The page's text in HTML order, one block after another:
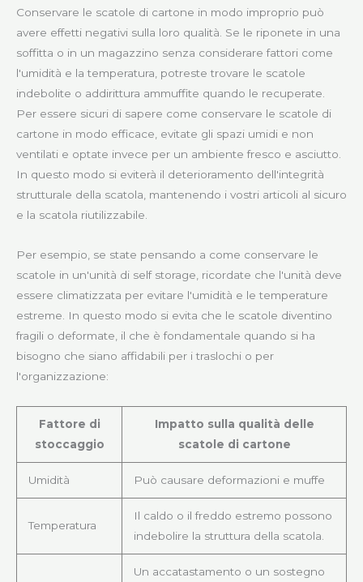
Conservare le scatole di cartone in modo improprio può
avere effetti negativi sulla loro qualità. Se le riponete in una
soffitta o in un magazzino senza considerare fattori come
l'umidità e la temperatura, potreste trovare le scatole
indebolite o addirittura ammuffite quando le recuperate.
Per essere sicuri di sapere come conservare le scatole di
cartone in modo efficace, evitate gli spazi umidi e non
ventilati e optate invece per un ambiente fresco e asciutto.
In questo modo si eviterà il deterioramento dell'integrità
strutturale della scatola, mantenendo i vostri articoli al sicuro
e la scatola riutilizzabile.
Per esempio, se state pensando a come conservare le
scatole in un'unità di self storage, ricordate che l'unità deve
essere climatizzata per evitare l'umidità e le temperature
estreme. In questo modo si evita che le scatole diventino
fragili o deformate, il che è fondamentale quando si ha
bisogno che siano affidabili per i traslochi o per
l'organizzazione:
Fattore di
stoccaggio
Impatto sulla qualità delle
scatole di cartone
Umidità Può causare deformazioni e muffe
Temperatura
Il caldo o il freddo estremo possono
indebolire la struttura della scatola.
Un accatastamento o un sostegno